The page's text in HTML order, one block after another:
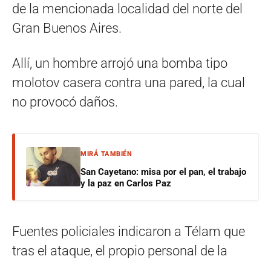
de la mencionada localidad del norte del
Gran Buenos Aires.
Allí, un hombre arrojó una bomba tipo
molotov casera contra una pared, la cual
no provocó daños.
MIRÁ TAMBIÉN
San Cayetano: misa por el pan, el trabajo
y la paz en Carlos Paz
Fuentes policiales indicaron a Télam que
tras el ataque, el propio personal de la